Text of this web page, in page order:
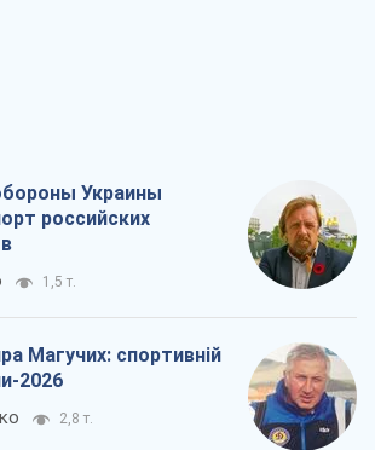
Украины
российских
1,5 т.
Магучих: спортивній
2026
2,8 т.